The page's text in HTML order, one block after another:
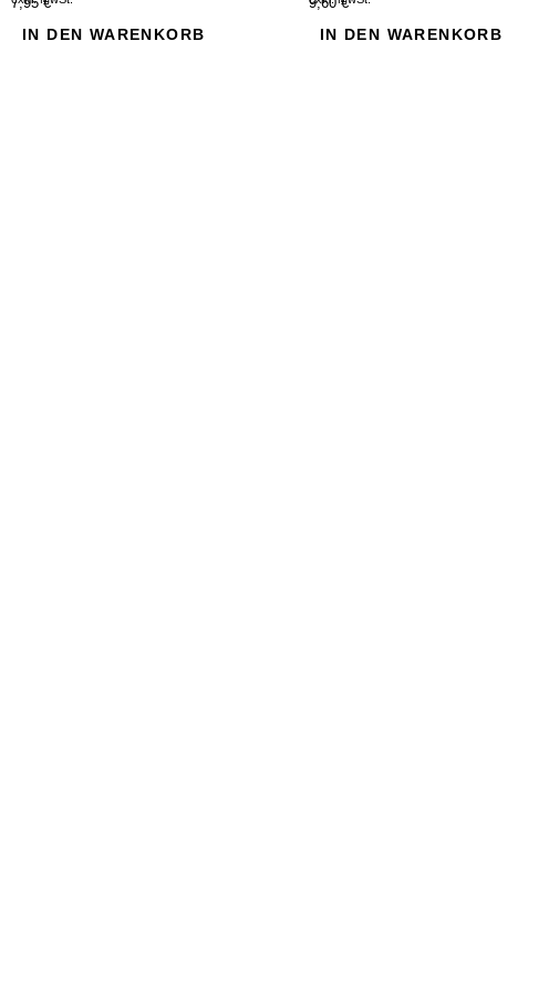
IN DEN WARENKORB IN DEN WARENKORB